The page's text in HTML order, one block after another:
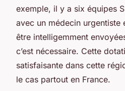
exemple, il y a six équipes
avec un médecin urgentiste
être intelligemment
c’est nécessaire. Cette
satisfaisante dans cette
le cas partout en France.